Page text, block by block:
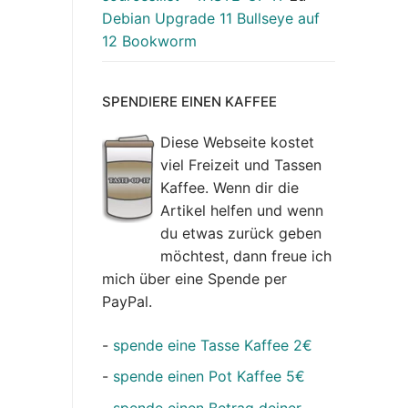
Debian Upgrade 11 Bullseye auf
12 Bookworm
SPENDIERE EINEN KAFFEE
Diese Webseite kostet
viel Freizeit und Tassen
Kaffee. Wenn dir die
Artikel helfen und wenn
du etwas zurück geben
möchtest, dann freue ich
mich über eine Spende per
PayPal.
- spende eine Tasse Kaffee 2€
- spende einen Pot Kaffee 5€